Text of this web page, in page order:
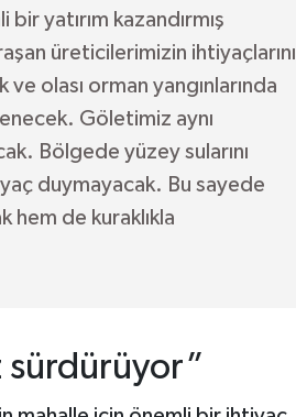
yatırım kazandırmış
üreticilerimizin ihtiyaçlarını
ve olası orman yangınlarında
Göletimiz aynı
Bölgede yüzey sularını
duymayacak. Bu sayede
hem de kuraklıkla
sürdürüyor”